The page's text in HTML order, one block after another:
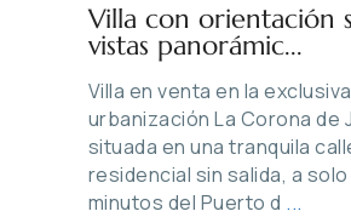
Villa con orientación
vistas panorámic...
Villa en venta en la exclusiva
urbanización La Corona de
situada en una tranquila
residencial sin salida, a
minutos del Puerto d ...